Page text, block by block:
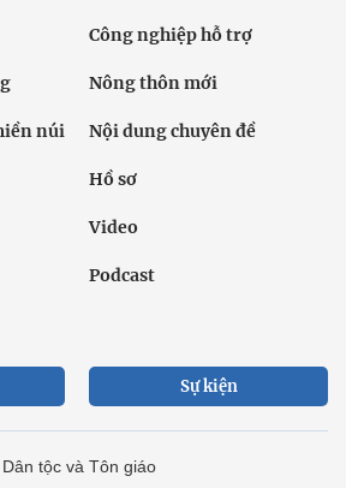
Công nghiệp hỗ trợ
Nông thôn mới
núi Nội dung chuyên đề
Hồ sơ
Video
Podcast
Sự kiện
tộc và Tôn giáo